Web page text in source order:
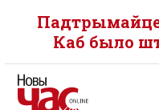
Каб было